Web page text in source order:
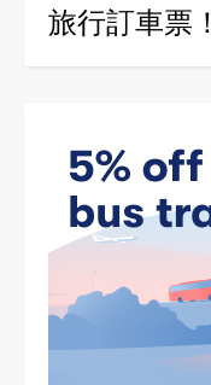
旅行訂車票！